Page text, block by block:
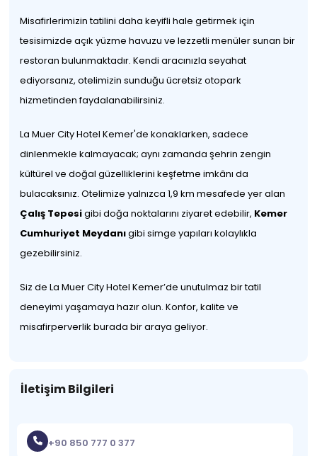
Misafirlerimizin tatilini daha keyifli hale getirmek için
tesisimizde açık yüzme havuzu ve lezzetli menüler sunan bir
restoran bulunmaktadır. Kendi aracınızla seyahat
ediyorsanız, otelimizin sunduğu ücretsiz otopark
hizmetinden faydalanabilirsiniz.
La Muer City Hotel Kemer'de konaklarken, sadece
dinlenmekle kalmayacak; aynı zamanda şehrin zengin
kültürel ve doğal güzelliklerini keşfetme imkânı da
bulacaksınız. Otelimize yalnızca 1,9 km mesafede yer alan
Çalış Tepesigibi doğa noktalarını ziyaret edebilir, Kemer
Cumhuriyet Meydanıgibi simge yapıları kolaylıkla
gezebilirsiniz.
Siz de La Muer City Hotel Kemer’de unutulmaz bir tatil
deneyimi yaşamaya hazır olun. Konfor, kalite ve
misafirperverlik burada bir araya geliyor.
İletişim Bilgileri
+90 850 777 0 377